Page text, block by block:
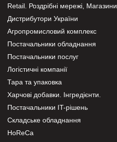
Retail. Роздрібні мережі, Магазини
Дистрибутори України
Агропромисловий комплекс
Постачальники обладнання
Постачальники послуг
Логістичні компанії
Тара та упаковка
Харчові добавки. Інгредієнти.
Постачальники IT-рішень
Складське обладнання
HoReCa